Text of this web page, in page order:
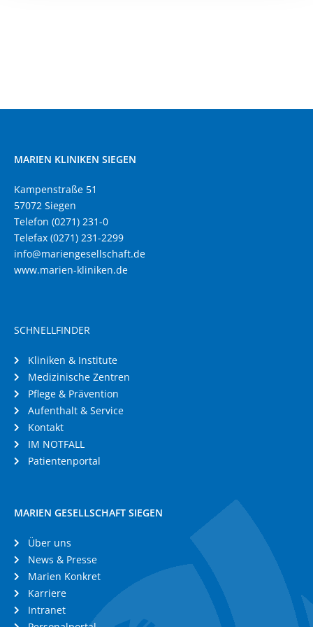
MARIEN KLINIKEN SIEGEN
Kampenstraße 51
57072 Siegen
Telefon (0271) 231-0
Telefax (0271) 231-2299
info@mariengesellschaft.de
www.marien-kliniken.de
SCHNELLFINDER
Kliniken & Institute
Medizinische Zentren
Pflege & Prävention
Aufenthalt & Service
Kontakt
IM NOTFALL
Patientenportal
MARIEN GESELLSCHAFT SIEGEN
Über uns
News & Presse
Marien Konkret
Karriere
Intranet